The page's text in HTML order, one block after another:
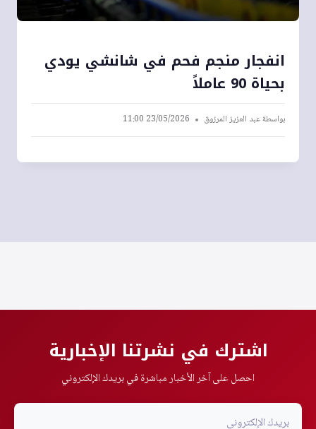
انفجار منجم فحم في شانشي يودي
بحياة 90 عاملاً
بواسطةعبد العزيز المرزوق 23/05/2026 11:00
اشترك في نشرتنا الإخبارية
احصل على آخر الأخبار مباشرة في بريدك الإلكتروني